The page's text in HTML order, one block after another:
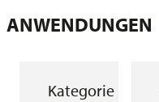
ANWENDUNGEN
Kategorie